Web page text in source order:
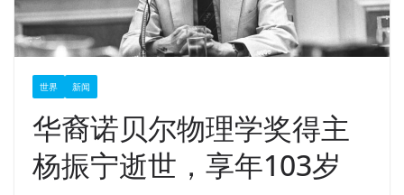
世界 新闻
华裔诺贝尔物理学奖得主
杨振宁逝世，享年103岁